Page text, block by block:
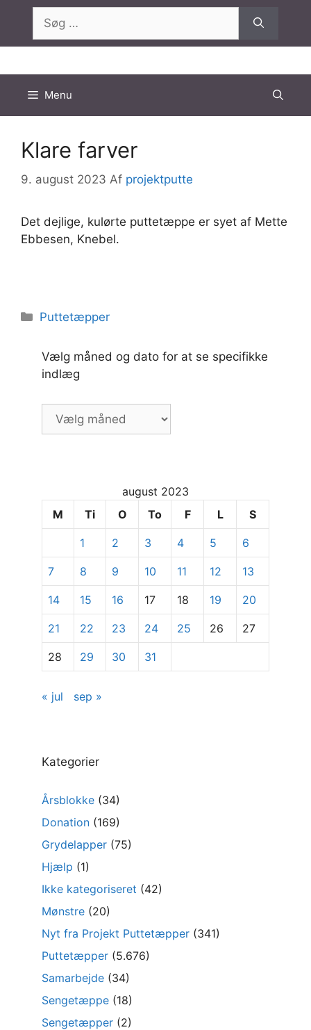
indhold
efter:
Menu
Klare farver
9. august 2023 Af projektputte
Det dejlige, kulørte puttetæppe er syet af Mette
Ebbesen, Knebel.
Kategorier
Puttetæpper
Vælg måned og dato for at se specifikke
indlæg
Vælg
måned
specifikke
august 2023
M
Ti O To F L S
1 2 3 4 5 6
7 8 9 10 11 12 13
14 15 16 17 18 19 20
21 22 23 24 25 26 27
28 29 30 31
« jul sep »
Kategorier
Årsblokke (34)
Donation (169)
Grydelapper (75)
Hjælp (1)
Ikke kategoriseret (42)
Mønstre (20)
Nyt fra Projekt Puttetæpper (341)
Puttetæpper (5.676)
Samarbejde (34)
Sengetæppe (18)
Sengetæpper (2)